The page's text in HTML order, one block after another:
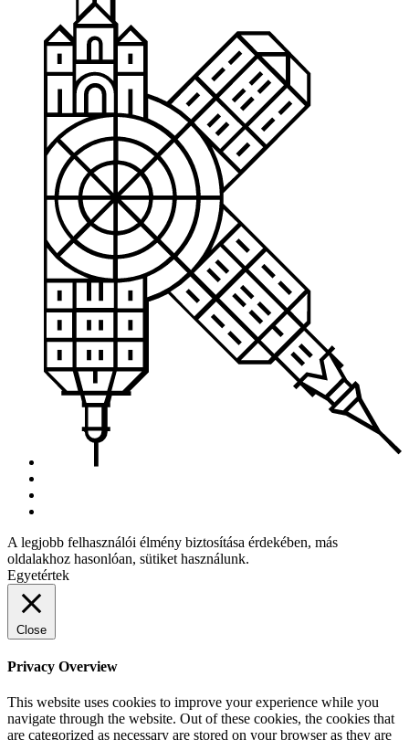
A legjobb felhasználói élmény biztosítása érdekében, más
oldalakhoz hasonlóan, sütiket használunk.
Egyetértek
Close
Privacy Overview
This website uses cookies to improve your experience while you
navigate through the website. Out of these cookies, the cookies that
are categorized as necessary are stored on your browser as they are